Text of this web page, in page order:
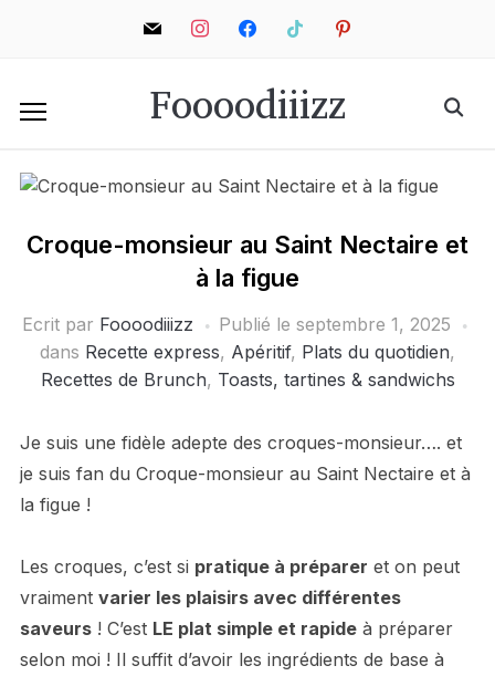
mail instagramfacebooktiktok pinterest
Foooodiiizz
Croque-monsieur au Saint Nectaire et
à la figue
Ecrit par Foooodiiizz Publié le septembre 1, 2025
dans Recette express, Apéritif, Plats du quotidien,
Recettes de Brunch, Toasts, tartines & sandwichs
Je suis une fidèle adepte des croques-monsieur…. et
je suis fan du Croque-monsieur au Saint Nectaire et à
la figue !
Les croques, c’est si pratique à préparer et on peut
vraiment varier les plaisirs avec différentes
saveurs! C’est LE plat simple et rapideà préparer
selon moi ! Il suffit d’avoir les ingrédients de base à